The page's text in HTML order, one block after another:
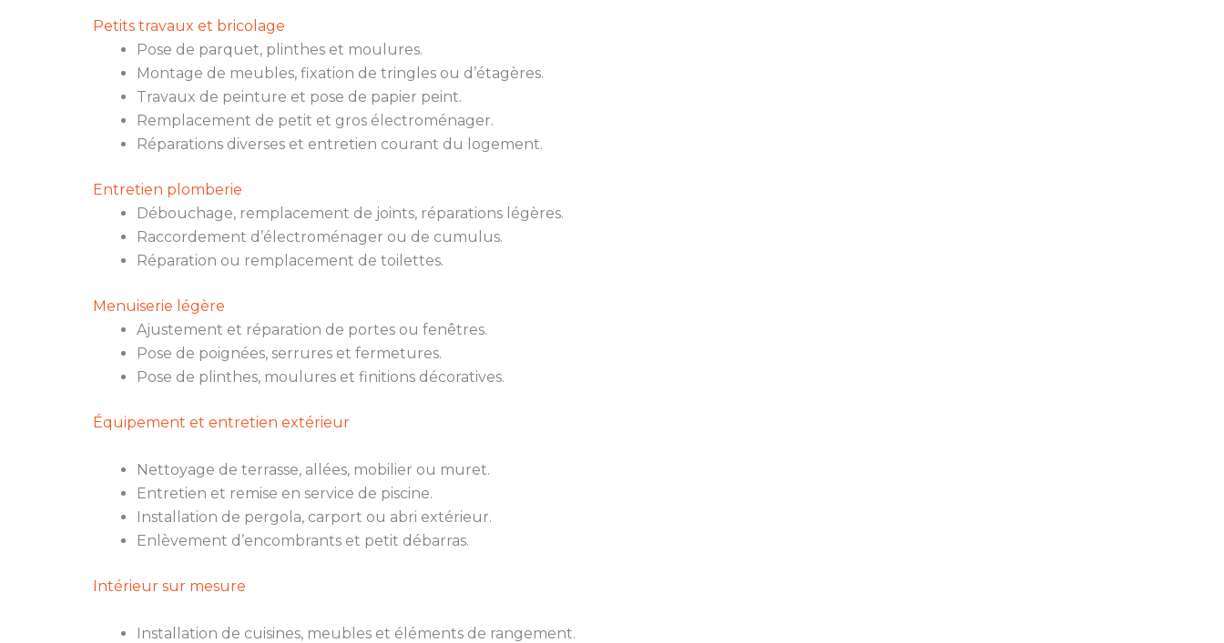
Petits travaux et bricolage
Pose de parquet, plinthes et moulures.
Montage de meubles, fixation de tringles ou d’étagères.
Travaux de peinture et pose de papier peint.
Remplacement de petit et gros électroménager.
Réparations diverses et entretien courant du logement.
Entretien plomberie
Débouchage, remplacement de joints, réparations légères.
Raccordement d’électroménager ou de cumulus.
Réparation ou remplacement de toilettes.
Menuiserie légère
Ajustement et réparation de portes ou fenêtres.
Pose de poignées, serrures et fermetures.
Pose de plinthes, moulures et finitions décoratives.
Équipement et entretien extérieur
Nettoyage de terrasse, allées, mobilier ou muret.
Entretien et remise en service de piscine.
Installation de pergola, carport ou abri extérieur.
Enlèvement d’encombrants et petit débarras.
Intérieur sur mesure
Installation de cuisines, meubles et éléments de rangement.